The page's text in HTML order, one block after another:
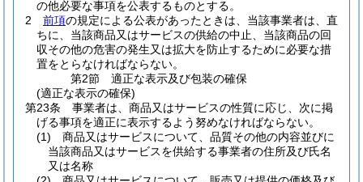
の他必要な事項を公表するものとする。
2
前項の規定による公表があったときは、当該事業者は、直
ちに、当該商品又はサービスの供給の中止、当該商品の回
収その他の危害の発生又は拡大を防止するために必要な措
置をとらなければならない。
第2節
適正な表示及び包装の確保
(適正な表示の確保)
第23条
事業者は、商品又はサービスの性質に応じ、次に掲
げる事項を適正に表示するよう努めなければならない。
(1)
商品又はサービスについて、品質その他の内容並びに
当該商品又はサービスを供給する事業者の住所及び氏名
又は名称